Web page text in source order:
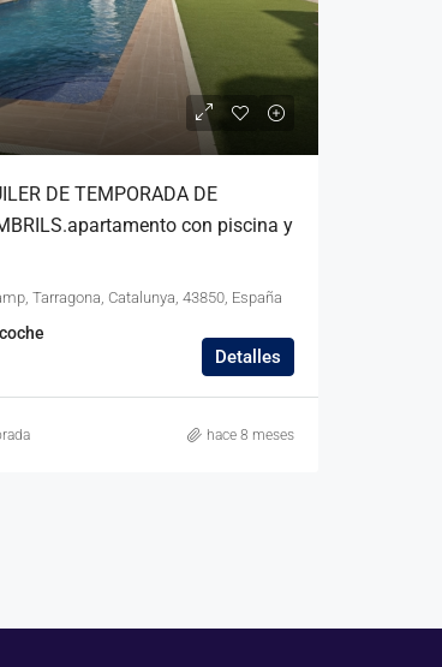
DE TEMPORADA DE
con piscina y
Tarragona, Catalunya, 43850, España
Detalles
hace 8 meses